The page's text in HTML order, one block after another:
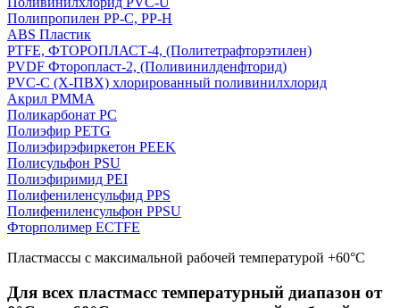
Полипропилен PP-C, PP-H
ABS Пластик
PTFE, ФТОРОПЛАСТ-4, (Политетрафторэтилен)
PVDF Фторопласт-2, (Поливинилденфторид)
PVC-C (Х-ПВХ) хлорированный поливинилхлорид
Акрил PMMA
Поликарбонат PC
Полиэфир PETG
Полиэфирэфиркетон PEEK
Полисульфон PSU
Полиэфиримид PEI
Полифениленсульфид PPS
Полифениленсульфон PPSU
Фторполимер ECTFE
Пластмассы с максимальной рабочей температурой +60°С
Для всех пластмасс температурный диапазон от